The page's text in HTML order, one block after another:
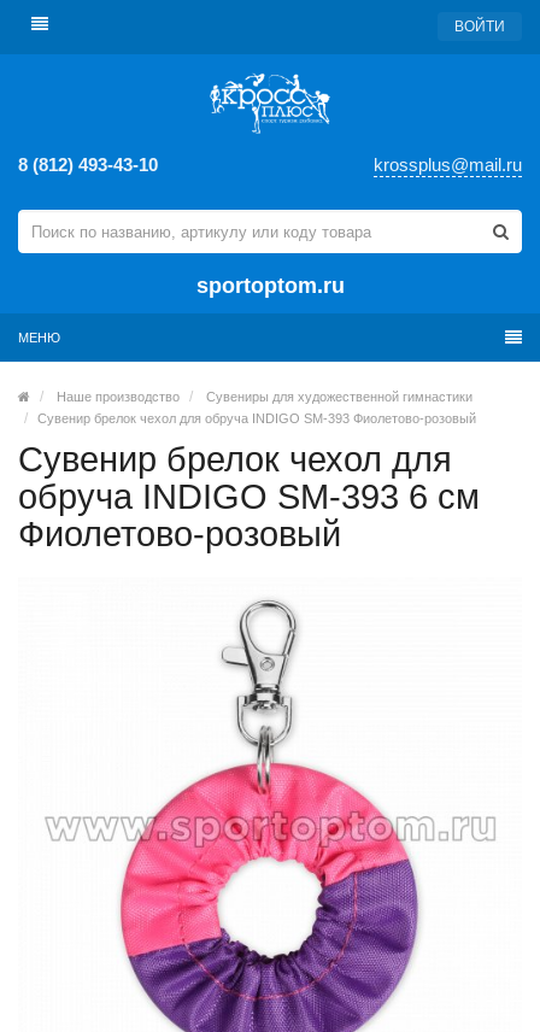
ВОЙТИ
8 (812) 493-43-10 krossplus@mail.ru
sportoptom.ru
МЕНЮ
Наше производство
Сувениры для художественной гимнастики
Сувенир брелок чехол для обруча INDIGO SM-393 Фиолетово-розовый
Сувенир брелок чехол для
обруча INDIGO SM-393 6 см
Фиолетово-розовый